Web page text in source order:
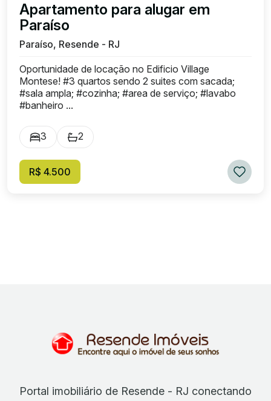
Apartamento para alugar em
Paraíso
Paraíso, Resende - RJ
Oportunidade de locação no Edificio Village
Montese! #3 quartos sendo 2 suites com sacada;
#sala ampla; #cozinha; #area de serviço; #lavabo
#banheiro ...
3 2
R$ 4.500
Portal imobiliário de Resende - RJ conectando